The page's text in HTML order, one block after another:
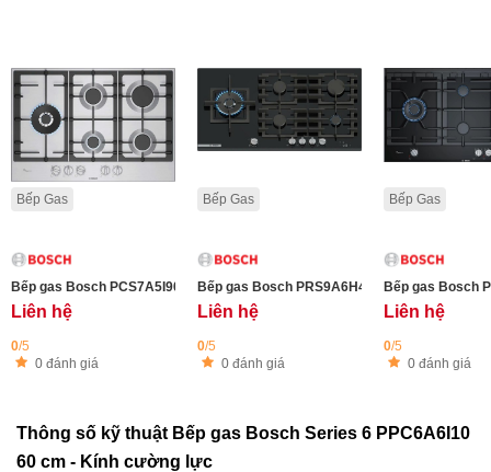
Bếp Gas
Bếp gas Bosch PCS7A5I90 Series 6 - Thép không gỉ
Liên hệ
0/5
0 đánh giá
Bếp Gas
Bếp gas Bosch PRS9A6H40 Series 8 - 5 vùng
Liên hệ
0/5
0 đánh giá
Bếp Gas
Bếp gas Bosch
Liên hệ
0/5
0 đánh giá
Thông số kỹ thuật Bếp gas Bosch Series 6 PPC6A6I10
60 cm - Kính cường lực